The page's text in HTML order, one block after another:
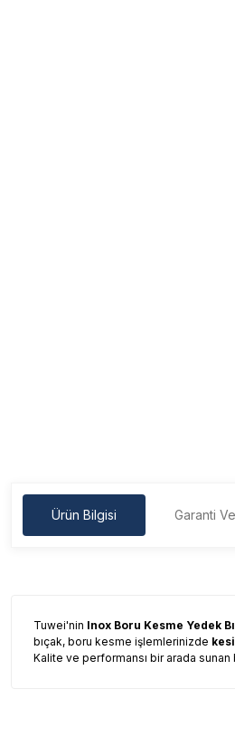
Ürün Bilgisi Garanti
Tuwei'nin Inox Boru Kesme Yedek
bıçak, boru kesme işlemlerinizde
Kalite ve performansı bir arada sunan